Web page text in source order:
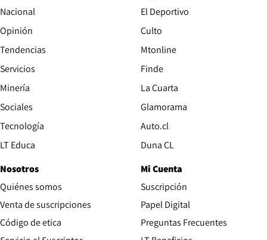
Nacional
Opinión
Tendencias
Servicios
Minería
Sociales
Tecnología
LT Educa
El Deportivo
Culto
Mtonline
Finde
La Cuarta
Glamorama
Auto.clOpens in new window
Duna CLOpens in new window
Nosotros
Quiénes somos
Venta de suscripciones
Código de etica Opens in new window
Mi Cuenta
Suscripción
Papel DigitalOpens in new
Preguntas Frecuentes